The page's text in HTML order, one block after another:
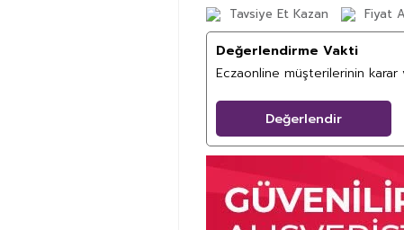
Tavsiye Et Kazan Fiyat
Değerlendirme Vakti
Eczaonline müşterilerinin karar
Değerlendir